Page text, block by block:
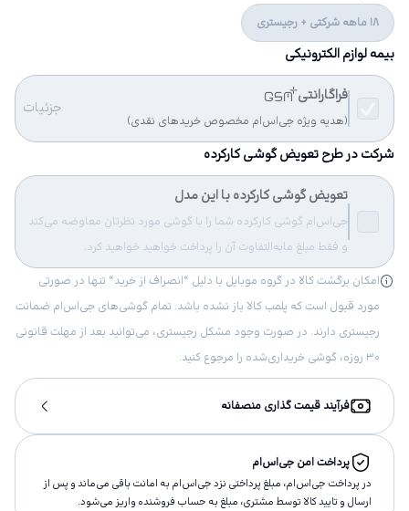
18 ماهه شرکتی + رجیستری
بیمه لوازم الکترونیکی
فراگارانتی
(هدیه ویژه جی‌اس‌ام مخصوص خریدهای نقدی)
جزئیات
شرکت در طرح تعویض گوشی کارکرده
تعویض گوشی کارکرده با این مدل
جی‌اس‌ام گوشی کارکرده شما را با گوشی مورد نظرتان معاوضه می‌کند
و فقط مبلغ مابه‌التفاوت آن را پرداخت خواهید خواهید کرد.
امکان برگشت کالا در گروه موبایل با دلیل “انصراف از خرید“ تنها در صورتی
مورد قبول است که پلمب کالا باز نشده باشد. تمام گوشی‌های جی‌اس‌ام ضمانت
رجیستری دارند. در صورت وجود مشکل رجیستری، می‌توانید بعد از مهلت قانونی
۳۰ روزه، گوشی خریداری‌شده را مرجوع کنید.
فرآیند قیمت گذاری منصفانه
پرداخت امن جی‌اس‌ام
در پرداخت جی‌اس‌ام، مبلغ پرداختى نزد جی‌اس‌ام به امانت باقى مى‌ماند و پس از
ارسال و تاييد كالا توسط مشتری، مبلغ به حساب فروشنده واريز مى‌شود.